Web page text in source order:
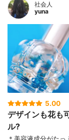
社会人
yuna
5.00
デザインも花も
ル?